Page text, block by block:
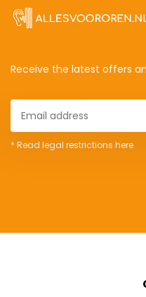
Receive the latest offers
* Read legal restrictions here